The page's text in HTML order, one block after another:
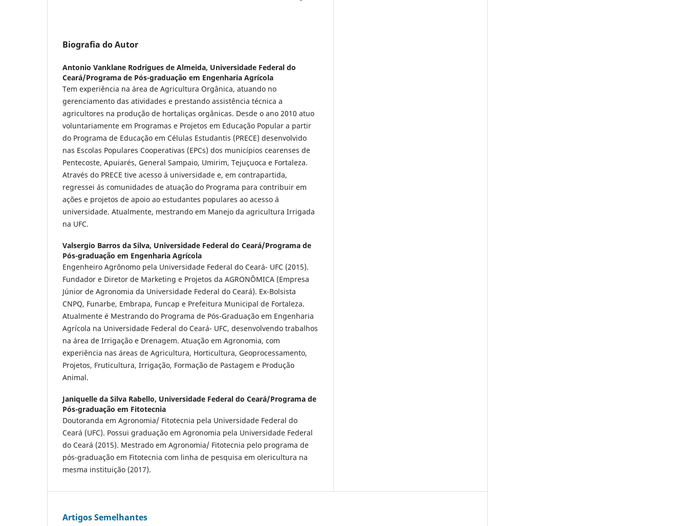
Biografia do Autor
Antonio Vanklane Rodrigues de Almeida, Universidade Federal do
Ceará/Programa de Pós-graduação em Engenharia Agrícola
Tem experiência na área de Agricultura Orgânica, atuando no
gerenciamento das atividades e prestando assistência técnica a
agricultores na produção de hortaliças orgânicas. Desde o ano 2010 atuo
voluntariamente em Programas e Projetos em Educação Popular a partir
do Programa de Educação em Células Estudantis (PRECE) desenvolvido
nas Escolas Populares Cooperativas (EPCs) dos municípios cearenses de
Pentecoste, Apuiarés, General Sampaio, Umirim, Tejuçuoca e Fortaleza.
Através do PRECE tive acesso á universidade e, em contrapartida,
regressei ás comunidades de atuação do Programa para contribuir em
ações e projetos de apoio ao estudantes populares ao acesso á
universidade. Atualmente, mestrando em Manejo da agricultura Irrigada
na UFC.
Valsergio Barros da Silva, Universidade Federal do Ceará/Programa de
Pós-graduação em Engenharia Agrícola
Engenheiro Agrônomo pela Universidade Federal do Ceará- UFC (2015).
Fundador e Diretor de Marketing e Projetos da AGRONÔMICA (Empresa
Júnior de Agronomia da Universidade Federal do Ceará). Ex-Bolsista
CNPQ, Funarbe, Embrapa, Funcap e Prefeitura Municipal de Fortaleza.
Atualmente é Mestrando do Programa de Pós-Graduação em Engenharia
Agrícola na Universidade Federal do Ceará- UFC, desenvolvendo trabalhos
na área de Irrigação e Drenagem. Atuação em Agronomia, com
experiência nas áreas de Agricultura, Horticultura, Geoprocessamento,
Projetos, Fruticultura, Irrigação, Formação de Pastagem e Produção
Animal.
Janiquelle da Silva Rabello, Universidade Federal do Ceará/Programa de
Pós-graduação em Fitotecnia
Doutoranda em Agronomia/ Fitotecnia pela Universidade Federal do
Ceará (UFC). Possui graduação em Agronomia pela Universidade Federal
do Ceará (2015). Mestrado em Agronomia/ Fitotecnia pelo programa de
pós-graduação em Fitotecnia com linha de pesquisa em olericultura na
mesma instituição (2017).
Artigos Semelhantes